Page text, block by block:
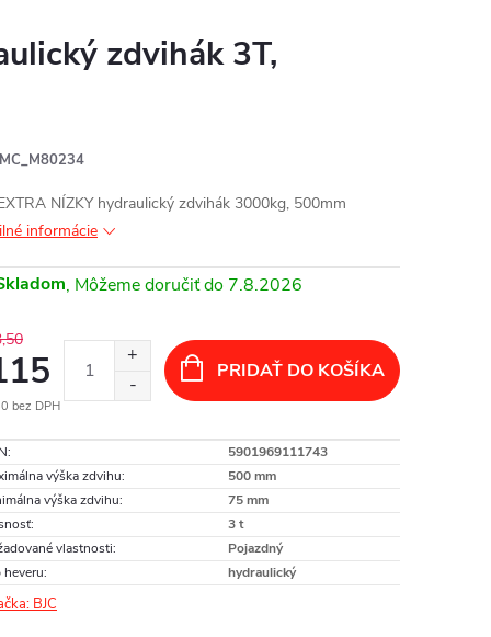
zdvihák 3T,
MC_M80234
NÍZKY hydraulický zdvihák 3000kg, 500mm
informácie
7.8.2026
bez DPH
PRIDAŤ DO KOŠÍKA
:
5901969111743
výška zdvihu:
500 mm
výška zdvihu:
75 mm
:
3 t
vlastnosti:
Pojazdný
heveru: hydraulický
BJC